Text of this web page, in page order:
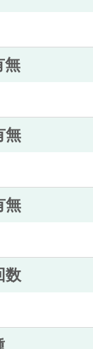
無
無
無
数